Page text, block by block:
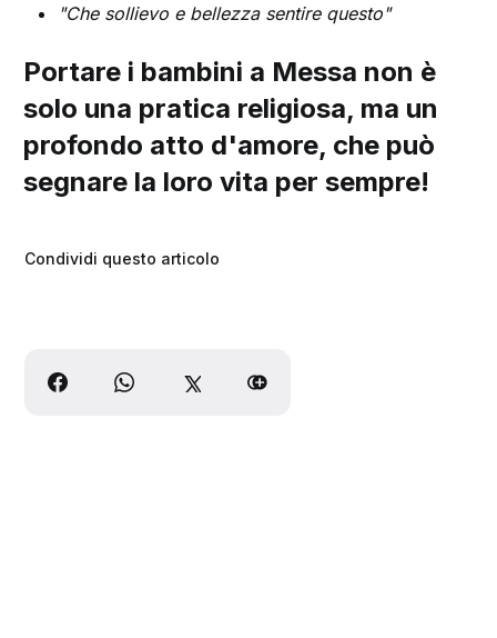
"Che sollievo e bellezza sentire questo"
Portare i bambini a Messa non è
solo una pratica religiosa, ma un
profondo atto d'amore, che può
segnare la loro vita per sempre!
Condividi questo articolo